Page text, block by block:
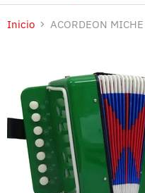
Inicio ACORDEON